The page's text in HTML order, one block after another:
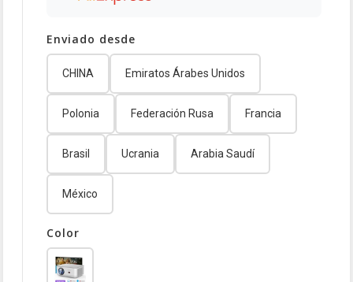
Enviado desde
CHINA Emiratos Árabes Unidos
Polonia Federación Rusa Francia
Brasil Ucrania Arabia Saudí
México
Color